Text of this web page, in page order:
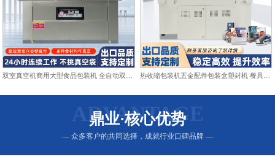
ADVANTAGE
鼎业·核心优势
— 众多客户的共同选择，成就行业口碑品牌 —